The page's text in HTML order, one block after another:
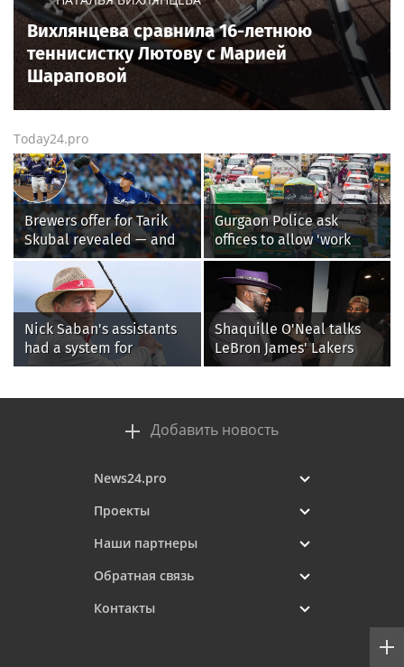
Читайте также
Блоги|5 часов назад
"Ощущение вечности": томичка рассказала, как
случайно стала иконописцем
8 часов назад
1,2 миллиона в урне: как курьер стал звеном